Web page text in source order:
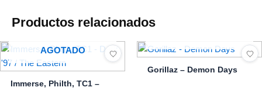
Productos relacionados
AGOTADO
Immerse, Philth, TC1 –
Gorillaz – Demon Days